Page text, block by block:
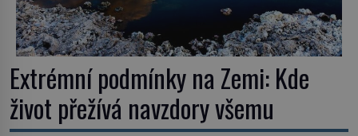
Extrémní podmínky na Zemi: Kde
život přežívá navzdory všemu